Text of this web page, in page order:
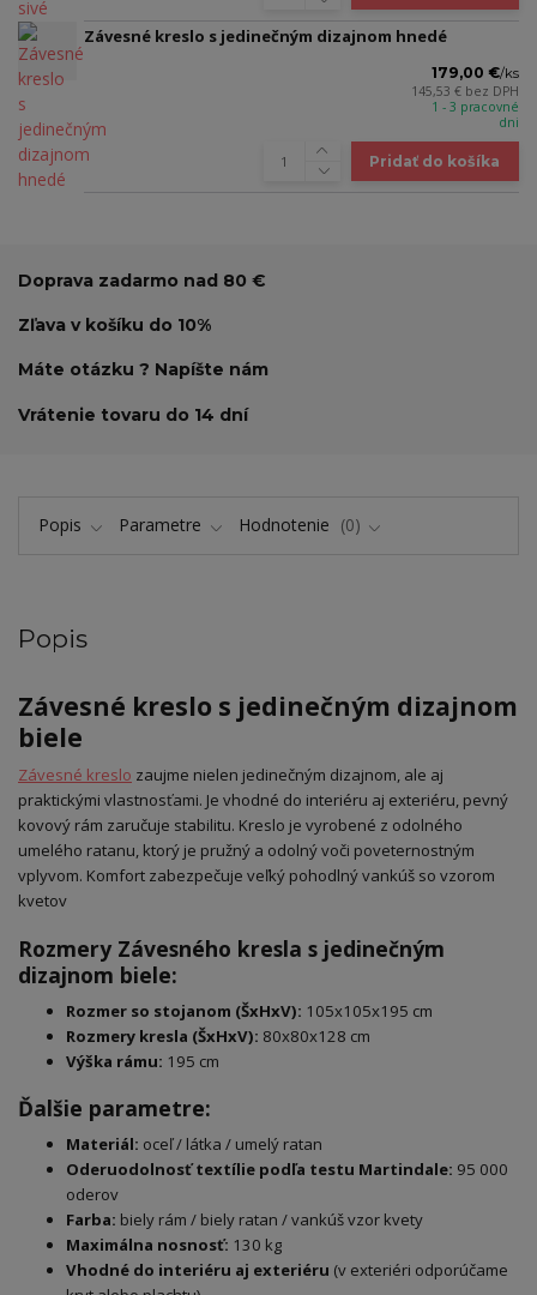
Závesné kreslo s jedinečným dizajnom hnedé
179,00 €/ks
145,53 € bez DPH
1 - 3 pracovné
dni
Pridať do košíka
Doprava zadarmo nad 80 €
Zľava v košíku do 10%
Máte otázku ? Napíšte nám
Vrátenie tovaru do 14 dní
Popis Parametre Hodnotenie 0
Popis
Závesné kreslo s jedinečným dizajnom
biele
Závesné kreslo zaujme nielen jedinečným dizajnom, ale aj
praktickými vlastnosťami. Je vhodné do interiéru aj exteriéru, pevný
kovový rám zaručuje stabilitu. Kreslo je vyrobené z odolného
umelého ratanu, ktorý je pružný a odolný voči poveternostným
vplyvom. Komfort zabezpečuje veľký pohodlný vankúš so vzorom
kvetov
Rozmery Závesného kresla s jedinečným
dizajnom biele:
Rozmer so stojanom (ŠxHxV): 105x105x195 cm
Rozmery kresla (ŠxHxV): 80x80x128 cm
Výška rámu: 195 cm
Ďalšie parametre:
Materiál: oceľ / látka / umelý ratan
Oderuodolnosť textílie podľa testu Martindale: 95 000
oderov
Farba: biely rám / biely ratan / vankúš vzor kvety
Maximálna nosnosť: 130 kg
Vhodné do interiéru aj exteriéru (v exteriéri odporúčame